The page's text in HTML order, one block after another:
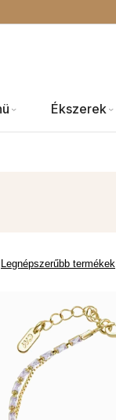
Ékszerek
Legnépszerűbb termékek